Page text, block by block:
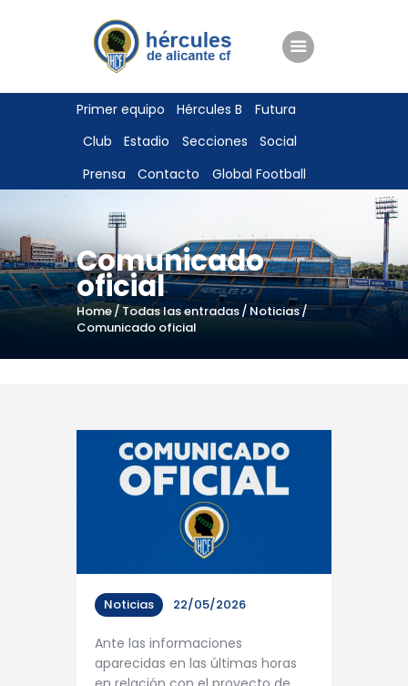
Primer equipo Hércules B
Futura
Club
Estadio Secciones
Social
Prensa
Contacto Global Football
Comunicado
oficial
Home Todas las entradas
Noticias
Comunicado oficial
ENTRADAS
TIENDA
HÉRCULESCF100
Noticias 22/05/2026
Ante las informaciones
aparecidas en las últimas horas